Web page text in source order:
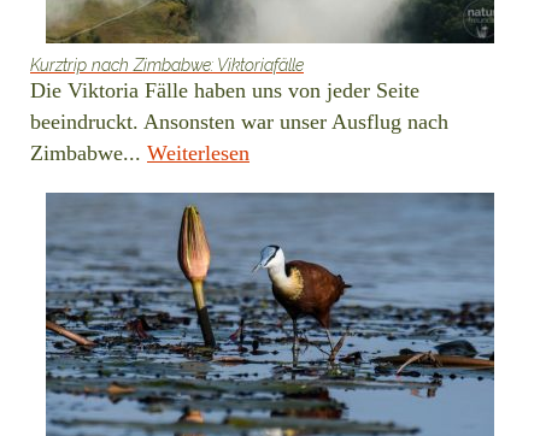
Kurztrip nach Zimbabwe: Viktoriafälle
Die Viktoria Fälle haben uns von jeder Seite
beeindruckt. Ansonsten war unser Ausflug nach
Zimbabwe... Weiterlesen